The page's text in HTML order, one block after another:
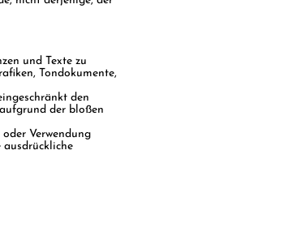
und Texte zu
Tondokumente,
den
der bloßen
Verwendung
ausdrückliche